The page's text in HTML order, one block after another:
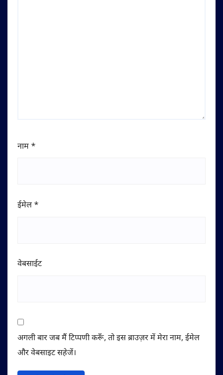
नाम *
ईमेल *
वेबसाईट
अगली बार जब मैं टिप्पणी करूँ, तो इस ब्राउज़र में मेरा नाम, ईमेल
और वेबसाइट सहेजें।